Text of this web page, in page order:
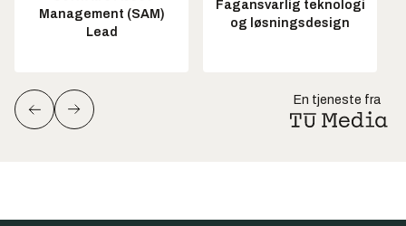
Management (SAM)
Lead
Fagansvarlig teknologi
og løsningsdesign
En tjeneste fra